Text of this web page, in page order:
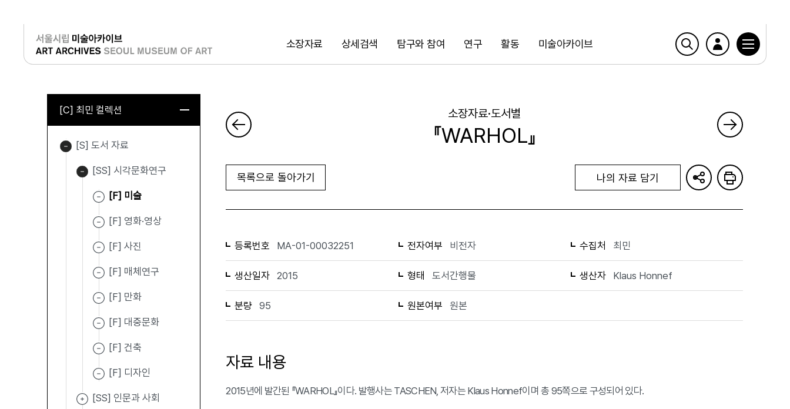
소장자료 상세검색 탐구와 참여 연구 활동 미술아카이브
검색
로그인
[C] 최민 컬렉션
[S] 도서 자료
[SS] 시각문화연구
[F] 미술
[F] 영화·영상
[F] 사진
[F] 매체연구
[F] 만화
[F] 대중문화
[F] 건축
[F] 디자인
[SS] 인문과 사회
소장자료·도서별
『WARHOL』
목록으로 돌아가기 나의 자료 담기
등록번호 MA-01-00032251 전자여부 비전자 수집처 최민
생산일자 2015 형태 도서간행물 생산자 Klaus Honnef
분량 95 원본여부 원본
자료 내용
2015년에 발간된 『WARHOL』이다. 발행사는 TASCHEN, 저자는 Klaus Honnef이며 총 95쪽으로 구성되어 있다.